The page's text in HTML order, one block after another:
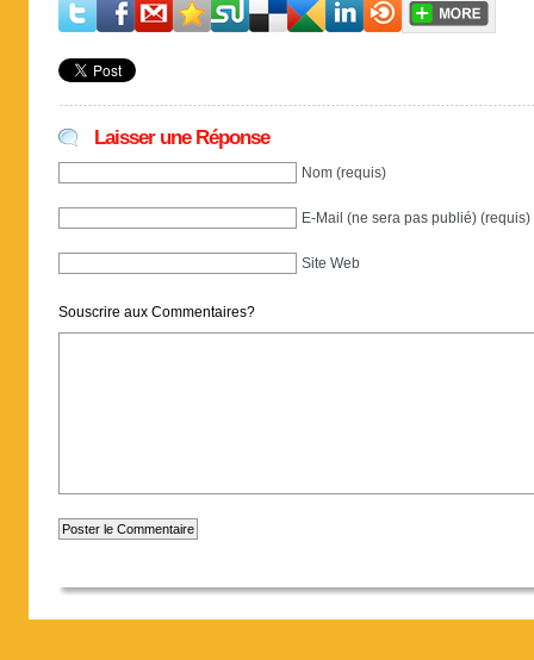
Laisser une Réponse
Nom (requis)
E-Mail (ne sera pas publié) (requis)
Site Web
Souscrire aux Commentaires?